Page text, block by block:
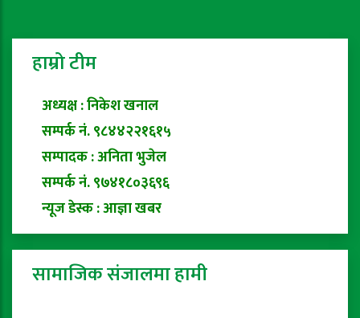
हाम्रो टीम
अध्यक्ष : निकेश खनाल
सम्पर्क नं. ९८४४२२१६१५
सम्पादक : अनिता भुजेल
सम्पर्क नं. ९७४१८०३६९६
न्यूज डेस्क : आज्ञा खबर
सामाजिक संजालमा हामी